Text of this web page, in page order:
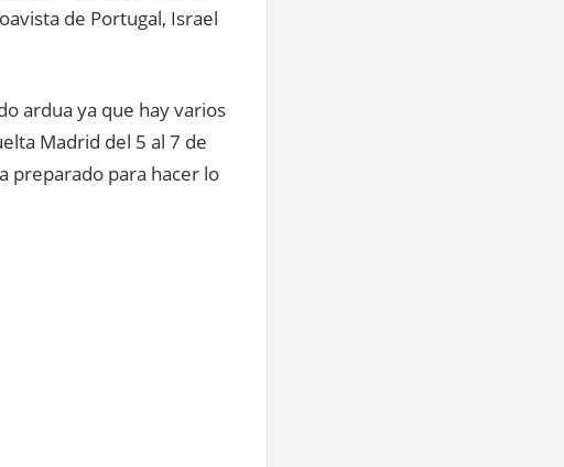
de Portugal, Israel
ardua ya que hay varios
Madrid del 5 al 7 de
preparado para hacer lo